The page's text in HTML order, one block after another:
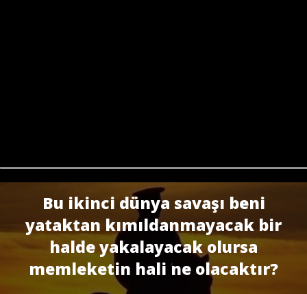
Bu ikinci dünya savaşı beni
yataktan kımıldanmayacak bir
halde yakalayacak olursa
memleketin hali ne olacaktır?